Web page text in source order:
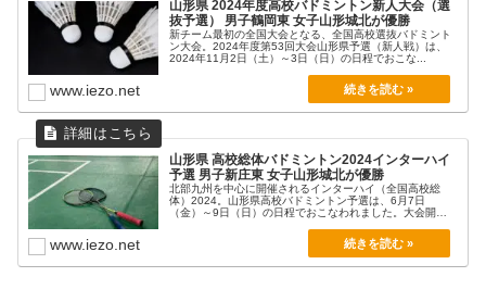
山形県 2024年度高校バドミントン新人大会（選
抜予選） 男子鶴岡東 女子山形城北が優勝
新チーム最初の全国大会となる、全国高校選抜バドミント
ン大会。2024年度第53回大会山形県予選（新人戦）は、
2024年11月2日（土）～3日（日）の日程でおこな...
www.iezo.net
山形県 高校総体バドミントン2024インターハイ
予選 男子新庄東 女子山形城北が優勝
北部九州を中心に開催されるインターハイ（全国高校総
体）2024。山形県高校バドミントン予選は、6月7日
（金）～9日（日）の日程でおこなわれました。大会開催
www.iezo.net